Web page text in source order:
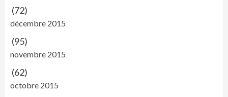
(72)
décembre 2015
(95)
novembre 2015
(62)
octobre 2015